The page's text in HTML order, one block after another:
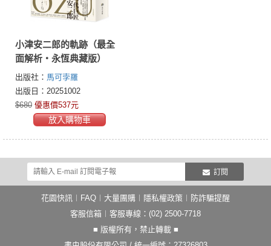
小津安二郎的軌跡（最全
面解析・永恆典藏版）
出版社： 馬可孛羅
出版日：20251002
$680 優惠價537元
放入購物車
訂閱
花園快訊 FAQ 大量團購 隱私權政策
防詐騙提醒
客服信箱 ︱客服專線：(02) 2500-7718
■ 版權所有，禁止轉載 ■